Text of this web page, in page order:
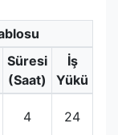
Süresi
(Saat)
İş
Yükü
4 24